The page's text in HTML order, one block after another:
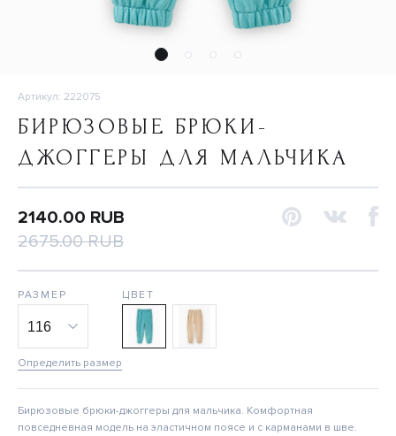
Артикул: 222075
БИРЮЗОВЫЕ БРЮКИ-
ДЖОГГЕРЫ ДЛЯ МАЛЬЧИКА
2140.00 RUB
2675.00 RUB
РАЗМЕР
Определить размер
ЦВЕТ
Бирюзовые брюки-джоггеры для мальчика. Комфортная
повседневная модель на эластичном поясе и с карманами в шве.